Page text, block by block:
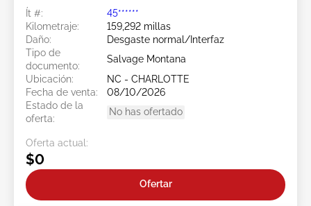
Ít #:
45******
Kilometraje:
159,292 millas
Daño:
Desgaste normal/Interfaz
Tipo de
documento:
Salvage Montana
Ubicación:
NC - CHARLOTTE
Fecha de venta:
08/10/2026
Estado de la
oferta:
No has ofertado
Oferta actual:
$0
Ofertar